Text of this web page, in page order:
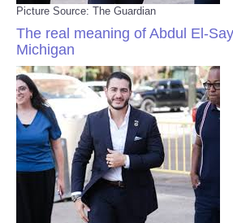
Picture Source: The Guardian
The real meaning of Abdul El-
Michigan